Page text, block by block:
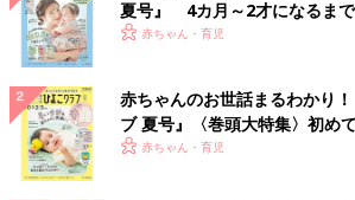
夏号』 4カ月～2才になるま
いっぱい！
赤ちゃん・育児
赤ちゃんのお世話まるわかり
ブ 夏号』〈巻頭大特集〉初め
く！ おっぱい・ミルクの基本
赤ちゃん・育児